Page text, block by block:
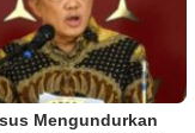
Mengundurkan